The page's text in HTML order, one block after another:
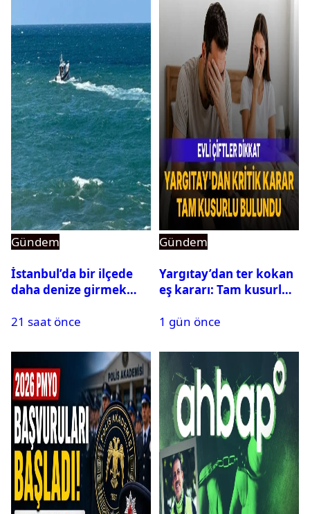
Gündem
İstanbul’da bir ilçede
daha denize girmek
21 saat önce
Gündem
Yargıtay’dan ter kokan
eş kararı: Tam kusurlu
1 gün önce